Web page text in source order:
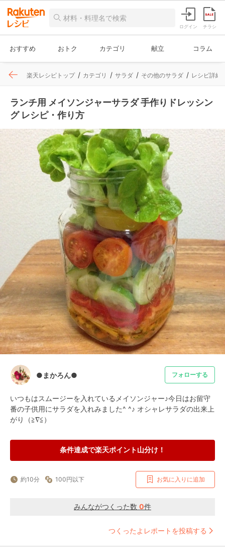
ログイン チラシ
おすすめ おトク カテゴリ 献立 コラム
楽天レシピトップ カテゴリ サラダ その他のサラダ レシピ詳細
ランチ用 メイソンジャーサラダ 手作りドレッシン
グ レシピ・作り方
●まかろん● フォローする
いつもはスムージーを入れているメイソンジャー♪今日はお留守
番の子供用にサラダを入れみました^ ^♪ オシャレサラダの出来上
がり（≧∇≦）
条件達成で楽天ポイント山分け！
約10分 100円以下 お気に入りに追加
みんながつくった数 0件
つくったよレポートを投稿する